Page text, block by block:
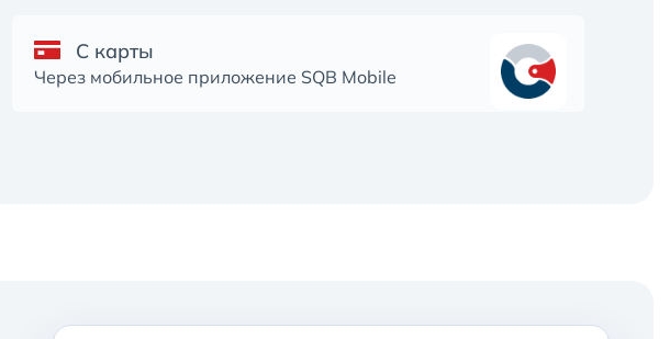
C карты
Через мобильное приложение SQB Mobile